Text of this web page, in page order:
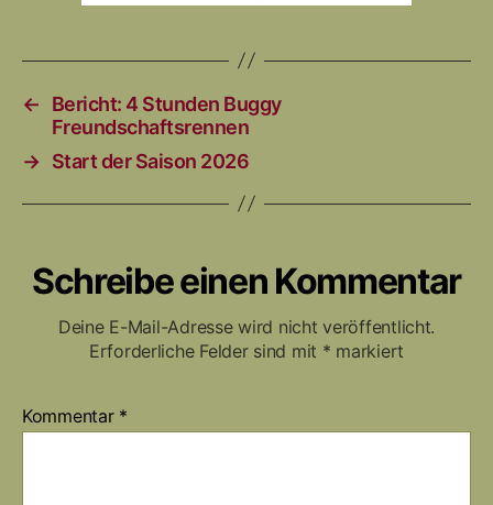
←
Bericht: 4 Stunden Buggy
Freundschaftsrennen
→ Start der Saison 2026
Schreibe einen Kommentar
Deine E-Mail-Adresse wird nicht veröffentlicht.
Erforderliche Felder sind mit * markiert
Kommentar *